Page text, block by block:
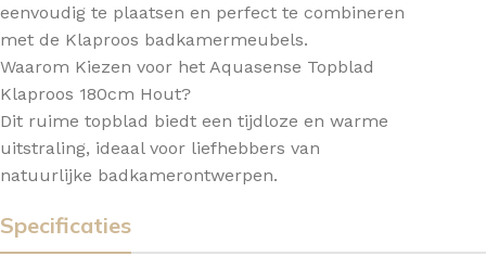
eenvoudig te plaatsen en perfect te combineren
met de Klaproos badkamermeubels.
Waarom Kiezen voor het Aquasense Topblad
Klaproos 180cm Hout?
Dit ruime topblad biedt een tijdloze en warme
uitstraling, ideaal voor liefhebbers van
natuurlijke badkamerontwerpen.
Specificaties